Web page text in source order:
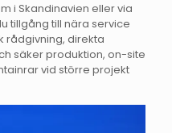
i Skandinavien eller via
tillgång till nära service
rådgivning, direkta
säker produktion, on-site
vid större projekt